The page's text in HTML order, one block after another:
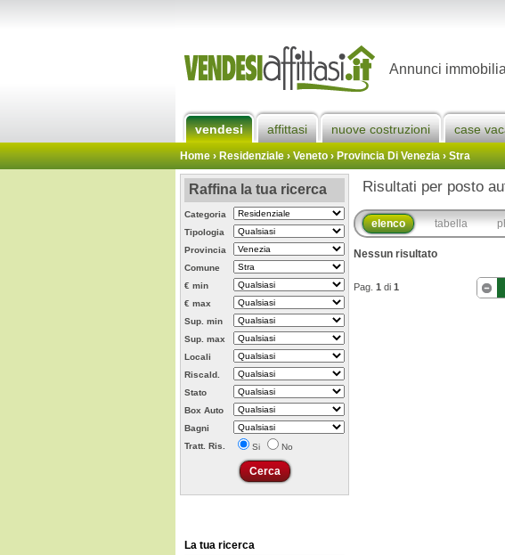
Annunci
vendesi affittasi nuove costruzioni case
Home› Residenziale › Veneto ›Provincia Di Venezia›Stra
Raffina la tua ricerca
Categoria
Tipologia
Provincia
Comune
€ min
€ max
Sup. min
Sup. max
Locali
Riscald.
Stato
Box Auto
Bagni
Tratt. Ris.
Si No
La tua ricerca
Risultati per posto
elenco tabella
Nessun risultato
Pag. 1 di 1